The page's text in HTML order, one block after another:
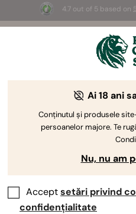
4.7 out of 5 based on
3 semințe White
Ai 18 ani
Conținutul și produsele
persoanelor majore. Te
Nu, nu am
Acceptsetări privind
confidențialitate